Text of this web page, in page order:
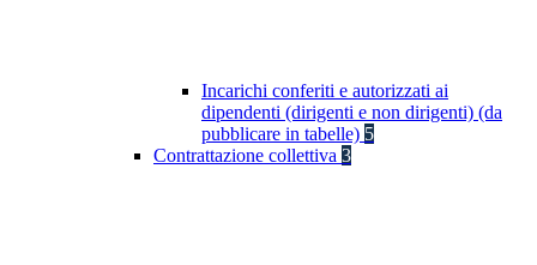
Incarichi conferiti e autorizzati ai
dipendenti (dirigenti e non dirigenti) (da
pubblicare in tabelle) 5
Contrattazione collettiva 3